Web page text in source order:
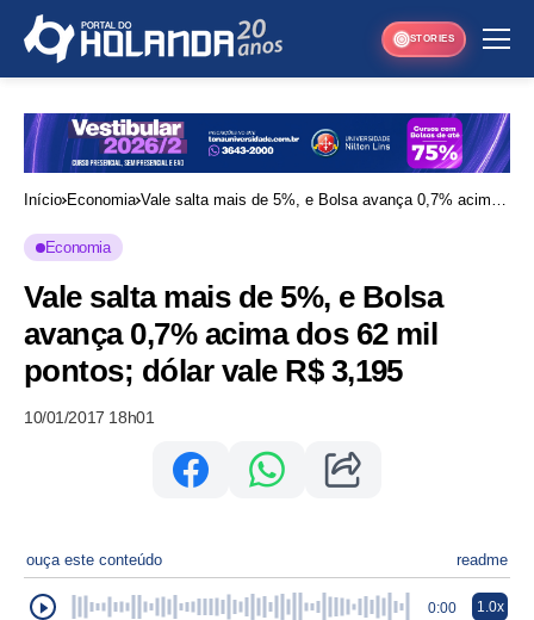
STORIES
Início Economia Vale salta mais de 5%, e Bolsa avança 0,7% acima
Economia
Vale salta mais de 5%, e Bolsa
avança 0,7% acima dos 62 mil
pontos; dólar vale R$ 3,195
10/01/2017 18h01
ouça este conteúdo readme
0:00 1.0x